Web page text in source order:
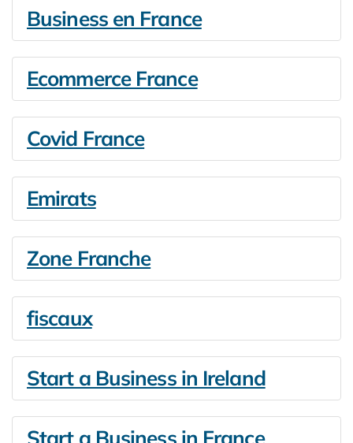
Business en France
Ecommerce France
Covid France
Emirats
Zone Franche
fiscaux
Start a Business in Ireland
Start a Business in France